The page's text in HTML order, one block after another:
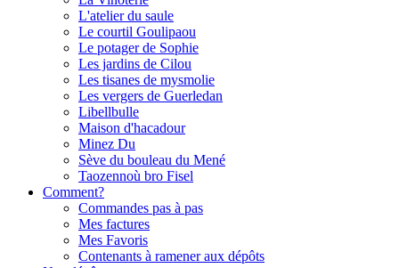
L'atelier du saule
Le courtil Goulipaou
Le potager de Sophie
Les jardins de Cilou
Les tisanes de mysmolie
Les vergers de Guerledan
Libellbulle
Maison d'hacadour
Minez Du
Sève du bouleau du Mené
Taozennoù bro Fisel
Comment?
Commandes pas à pas
Mes factures
Mes Favoris
Contenants à ramener aux dépôts